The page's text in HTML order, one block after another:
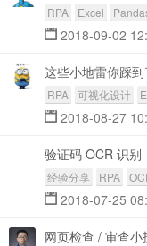
RPA Excel
2018-09-02
这些小地雷你踩到
RPA 可视化设计
2018-08-27
验证码 OCR 识别
经验分享 RPA
2018-07-25
网页检查 / 审查小